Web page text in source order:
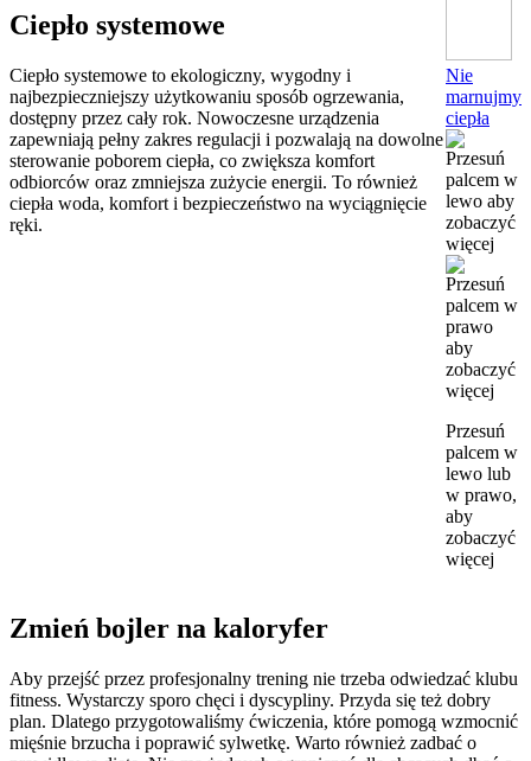
Ciepło systemowe
Ciepło systemowe to ekologiczny, wygodny i
najbezpieczniejszy użytkowaniu sposób ogrzewania,
dostępny przez cały rok. Nowoczesne urządzenia
zapewniają pełny zakres regulacji i pozwalają na dowolne
sterowanie poborem ciepła, co zwiększa komfort
odbiorców oraz zmniejsza zużycie energii. To również
ciepła woda, komfort i bezpieczeństwo na wyciągnięcie
ręki.
Nie
marnujmy
ciepła
Przesuń
palcem w
lewo lub
w prawo,
aby
zobaczyć
więcej
Zmień bojler na kaloryfer
Aby przejść przez profesjonalny trening nie trzeba odwiedzać klubu
fitness. Wystarczy sporo chęci i dyscypliny. Przyda się też dobry
plan. Dlatego przygotowaliśmy ćwiczenia, które pomogą wzmocnić
mięśnie brzucha i poprawić sylwetkę. Warto również zadbać o